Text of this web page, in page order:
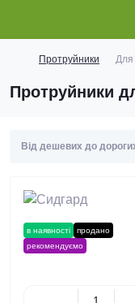
Протруйники Для
Протруйники
в наявності
продано
рекомендуємо